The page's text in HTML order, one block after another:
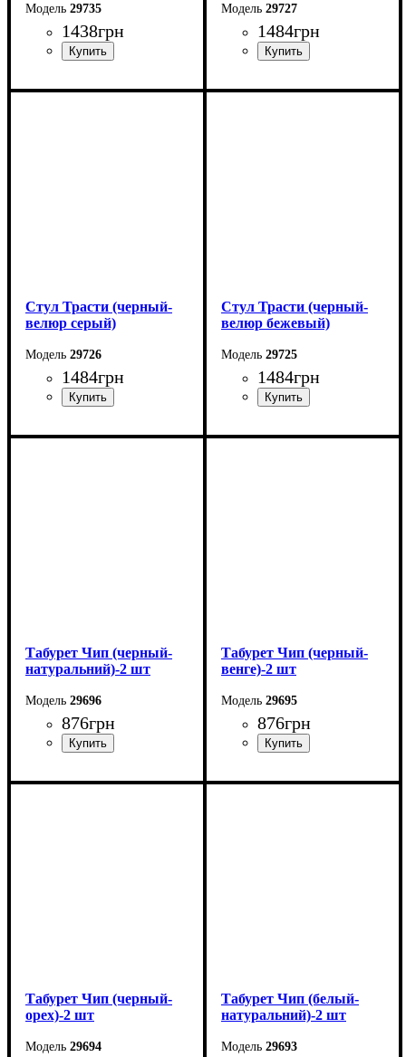
29735
1438грн
Ширина: 48 см
29727
1484грн
Ширина: 47 см
Стул Трасти (черный-
велюр серый)
29726
1484грн
Ширина: 47 см
Стул Трасти (черный-
велюр бежевый)
29725
1484грн
Ширина: 47 см
Табурет Чип (черный-
натуральний)-2 шт
29696
876грн
Ширина: 32 см
Табурет Чип (черный-
венге)-2 шт
29695
876грн
Ширина: 32 см
Табурет Чип (черный-
орех)-2 шт
29694
Табурет Чип (белый-
натуральний)-2 шт
29693